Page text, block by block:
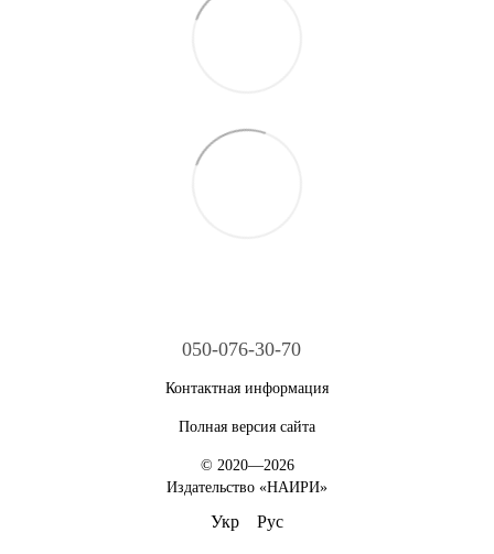
050-076-30-70
Контактная информация
Полная версия сайта
© 2020—2026
Издательство «НАИРИ»
Укр Рус